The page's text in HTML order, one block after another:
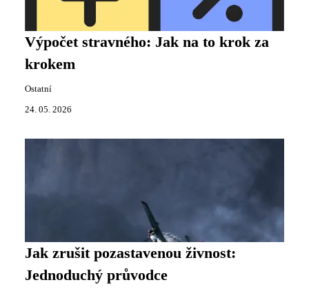
Výpočet stravného: Jak na to krok za
krokem
Ostatní
24. 05. 2026
Jak zrušit pozastavenou živnost:
Jednoduchý průvodce